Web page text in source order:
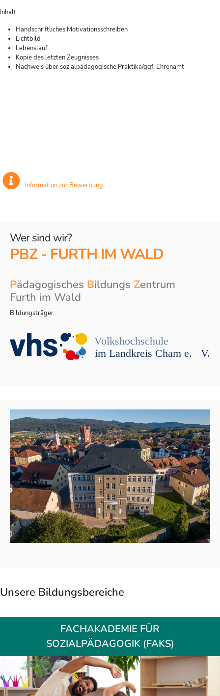
Inhalt
Handschriftliches Motivationsschreiben
Lichtbild
Lebenslauf
Kopie des letzten Zeugnisses
Nachweis über sozialpädagogische Praktika/ggf. Ehrenamt
Information zur Bewerbung
Wer sind wir?
PBZ - FURTH IM WALD
Pädagogisches Bildungs Zentrum
Furth im Wald
Bildungsträger
Unsere Bildungsbereiche
FACHAKADEMIE FÜR
SOZIALPÄDAGOGIK (FAKS)